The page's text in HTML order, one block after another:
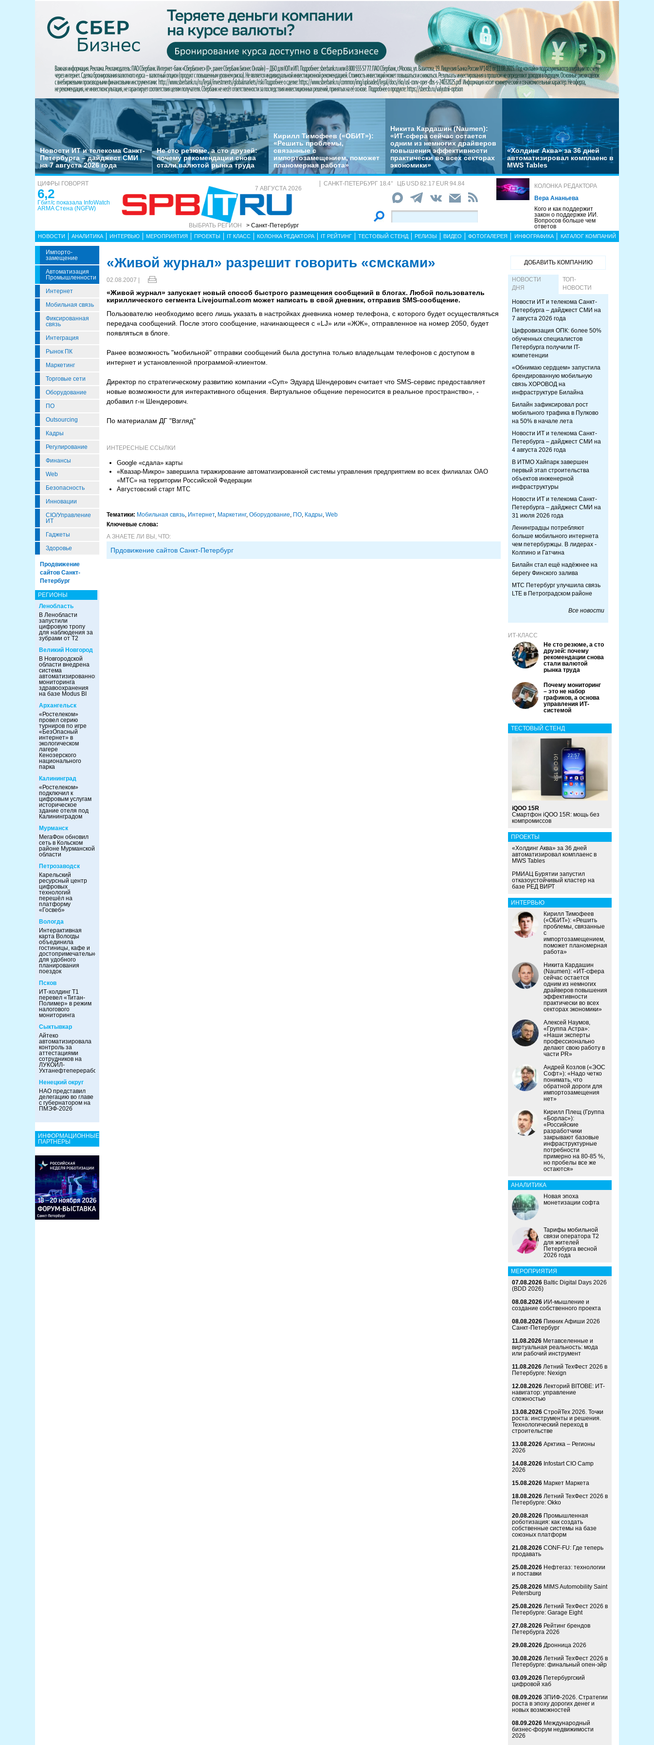
Новости ИТ и телекома Санкт-
Петербурга – дайджест СМИ
на 7 августа 2026 года
Не сто резюме, а сто друзей:
почему рекомендации снова
стали валютой рынка труда
Кирилл Тимофеев («ОБИТ»):
«Решить проблемы,
связанные с
импортозамещением, поможет
планомерная работа»
Никита Кардашин (Naumen):
«ИТ-сфера сейчас остается
одним из немногих драйверов
повышения эффективности
практически во всех секторах
экономики»
«Холдинг Аква» за 36 дней
автоматизировал комплаенс в
MWS Tables
ЦИФРЫ ГОВОРЯТ
6,2
Гбит/с показала InfoWatch
ARMA Стена (NGFW)
7 АВГУСТА 2026
ВЫБРАТЬ РЕГИОН > Санкт-Петербург
САНКТ-ПЕТЕРБУРГ 18.4° ЦБ USD 82.17 EUR 94.84
КОЛОНКА РЕДАКТОРА
Вера Ананьева
Кого и как поддержит
закон о поддержке ИИ.
Вопросов больше чем
ответов
НОВОСТИ АНАЛИТИКА ИНТЕРВЬЮ МЕРОПРИЯТИЯ ПРОЕКТЫ IT КЛАСС КОЛОНКА РЕДАКТОРА IT РЕЙТИНГ ТЕСТОВЫЙ СТЕНД РЕЛИЗЫ ВИДЕО ФОТОГАЛЕРЕЯ ИНФОГРАФИКА КАТАЛОГ КОМПАНИЙ
Импорто­
Замещение
Автоматизация
Промышленности
Интернет
Мобильная связь
Фиксированная
связь
Интеграция
Рынок ПК
Маркетинг
Торговые сети
Оборудование
ПО
Outsourcing
Кадры
Регулирование
Финансы
Web
Безопасность
Инновации
CIO/Управление
ИТ
Гаджеты
Здоровье
Продвижение
сайтов Санкт-
Петербург
РЕГИОНЫ
Ленобласть
В Ленобласти
запустили
цифровую тропу
для наблюдения за
зубрами от Т2
Великий Новгород
В Новгородской
области внедрена
система
автоматизированного
мониторинга
здравоохранения
на базе Modus BI
Архангельск
«Ростелеком»
провел серию
турниров по игре
«БезОпасный
интернет» в
экологическом
лагере
Кенозерского
национального
парка
Калининград
«Ростелеком»
подключил к
цифровым услугам
историческое
здание отеля под
Калининградом
Мурманск
МегаФон обновил
сеть в Кольском
районе Мурманской
области
Петрозаводск
Карельский
ресурсный центр
цифровых
технологий
перешёл на
платформу
«Госвеб»
Вологда
Интерактивная
карта Вологды
объединила
гостиницы, кафе и
достопримечательности
для удобного
планирования
поездок
Псков
ИТ-холдинг Т1
перевел «Титан-
Полимер» в режим
налогового
мониторинга
Сыктывкар
Айтеко
автоматизировала
контроль за
аттестациями
сотрудников на
ЛУКОЙЛ-
Ухтанефтепереработка
Ненецкий округ
НАО представил
делегацию во главе
с губернатором на
ПМЭФ-2026
ИНФОРМАЦИОННЫЕ
ПАРТНЕРЫ
«Живой журнал» разрешит говорить «смсками»
02.08.2007 |
«Живой журнал» запускает новый способ быстрого размещения сообщений в блогах. Любой пользователь
кириллического сегмента Livejournal.com может написать в свой дневник, отправив SMS-сообщение.
Пользователю необходимо всего лишь указать в настройках дневника номер телефона, с которого будет осуществляться
передача сообщений. После этого сообщение, начинающееся с «LJ» или «ЖЖ», отправленное на номер 2050, будет
появляться в блоге.
Ранее возможность "мобильной" отправки сообщений была доступна только владельцам телефонов с доступом в
интернет и установленной программой-клиентом.
Директор по стратегическому развитию компании «Суп» Эдуард Шендерович считает что SMS-сервис предоставляет
новые возможности для интерактивного общения. Виртуальное общение переносится в реальное пространство», -
добавил г-н Шендерович.
По материалам ДГ "Взгляд"
ИНТЕРЕСНЫЕ ССЫЛКИ
Google «сдала» карты
«Квазар-Микро» завершила тиражирование автоматизированной системы управления предприятием во всех филиалах ОАО
«МТС» на территории Российской Федерации
Августовский старт МТС
Тематики: Мобильная связь, Интернет, Маркетинг, Оборудование, ПО, Кадры, Web
Ключевые слова:
А ЗНАЕТЕ ЛИ ВЫ, ЧТО:
Прдовижение сайтов Санкт-Петербург
ДОБАВИТЬ КОМПАНИЮ
НОВОСТИ
ДНЯ
ТОП-
НОВОСТИ
Новости ИТ и телекома Санкт-
Петербурга – дайджест СМИ на
7 августа 2026 года
Цифровизация ОПК: более 50%
обученных специалистов
Петербурга получили IT-
компетенции
«Обнимаю сердцем» запустила
брендированную мобильную
связь ХОРОВОД на
инфраструктуре Билайна
Билайн зафиксировал рост
мобильного трафика в Пулково
на 50% в начале лета
Новости ИТ и телекома Санкт-
Петербурга – дайджест СМИ на
4 августа 2026 года
В ИТМО Хайпарк завершен
первый этап строительства
объектов инженерной
инфраструктуры
Новости ИТ и телекома Санкт-
Петербурга – дайджест СМИ на
31 июля 2026 года
Ленинградцы потребляют
больше мобильного интернета
чем петербуржцы. В лидерах -
Колпино и Гатчина
Билайн стал ещё надёжнее на
берегу Финского залива
МТС Петербург улучшила связь
LTE в Петроградском районе
Все новости
ИТ-КЛАСС
Не сто резюме, а сто
друзей: почему
рекомендации снова
стали валютой
рынка труда
Почему мониторинг
– это не набор
графиков, а основа
управления ИТ-
системой
ТЕСТОВЫЙ СТЕНД
iQOO 15R
Смартфон iQOO 15R: мощь без
компромиссов
ПРОЕКТЫ
«Холдинг Аква» за 36 дней
автоматизировал комплаенс в
MWS Tables
РМИАЦ Бурятии запустил
отказоустойчивый кластер на
базе РЕД ВИРТ
ИНТЕРВЬЮ
Кирилл Тимофеев
(«ОБИТ»): «Решить
проблемы, связанные
с
импортозамещением,
поможет планомерная
работа»
Никита Кардашин
(Naumen): «ИТ-сфера
сейчас остается
одним из немногих
драйверов повышения
эффективности
практически во всех
секторах экономики»
Алексей Наумов,
«Группа Астра»:
«Наши эксперты
профессионально
делают свою работу в
части PR»
Андрей Козлов («ЭОС
Софт»): «Надо четко
понимать, что
обратной дороги для
импортозамещения
нет»
Кирилл Плещ (Группа
«Борлас»):
«Российские
разработчики
закрывают базовые
инфраструктурные
потребности
примерно на 80-85 %,
но пробелы все же
остаются»
АНАЛИТИКА
Новая эпоха
монетизации софта
Тарифы мобильной
связи оператора Т2
для жителей
Петербурга весной
2026 года
МЕРОПРИЯТИЯ
07.08.2026 Baltic Digital Days 2026
(BDD 2026)
08.08.2026 ИИ-мышление и
создание собственного проекта
08.08.2026 Пикник Афиши 2026
Санкт-Петербург
11.08.2026 Метавселенные и
виртуальная реальность: мода
или рабочий инструмент
11.08.2026 Летний ТехФест 2026 в
Петербурге: Nexign
12.08.2026 Лекторий BITOBE: ИТ-
навигатор: управление
сложностью
13.08.2026 СтройТех 2026. Точки
роста: инструменты и решения.
Технологический переход в
строительстве
13.08.2026 Арктика – Регионы
2026
14.08.2026 Infostart CIO Camp
2026
15.08.2026 Маркет Маркета
18.08.2026 Летний ТехФест 2026 в
Петербурге: Okko
20.08.2026 Промышленная
роботизация: как создать
собственные системы на базе
союзных платформ
21.08.2026 CONF-FU: Где теперь
продавать
25.08.2026 Нефтегаз: технологии
и поставки
25.08.2026 MIMS Automobility Saint
Petersburg
25.08.2026 Летний ТехФест 2026 в
Петербурге: Garage Eight
27.08.2026 Рейтинг брендов
Петербурга 2026
29.08.2026 Дронница 2026
30.08.2026 Летний ТехФест 2026 в
Петербурге: финальный опен-эйр
03.09.2026 Петербургский
цифровой хаб
08.09.2026 ЗПИФ-2026. Стратегии
роста в эпоху дорогих денег и
новых возможностей
08.09.2026 Международный
бизнес-форум недвижимости
2026